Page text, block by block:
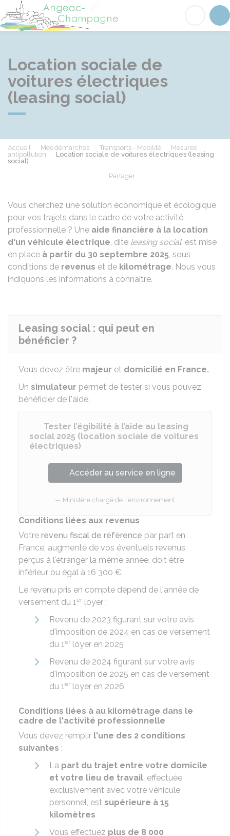
Angeac-Champagne
Location sociale de
voitures électriques
(leasing social)
Accueil Mes démarches Transports - Mobilité
Mesures
antipollution
Location sociale de voitures électriques (leasing
social)
Partager
Vous cherchez une solution économique et écologique
pour vos trajets dans le cadre de votre activité
professionnelle ? Une aide financière à la location
d'un véhicule électrique, dite leasing social, est mise
en place à partir du 30 septembre 2025, sous
conditions de revenus et de kilométrage. Nous vous
indiquons les informations à connaître.
Leasing social : qui peut en
bénéficier ?
Vous devez être majeur et domicilié en France.
Un simulateur permet de tester si vous pouvez
bénéficier de l'aide.
Tester l’égibilité à l’aide au leasing
social 2025 (location sociale de voitures
électriques)
Accéder au service en ligne
Ministère chargé de l'environnement
Conditions liées aux revenus
Votre revenu fiscal de référence par part en
France, augmenté de vos éventuels revenus
perçus à l'étranger la même année, doit être
inférieur ou égal à 16 300 €.
Le revenu pris en compte dépend de l'année de
versement du 1er loyer :
Revenu de 2023 figurant sur votre avis
d'imposition de 2024 en cas de versement
du 1er loyer en 2025
Revenu de 2024 figurant sur votre avis
d'imposition de 2025 en cas de versement
du 1er loyer en 2026.
Conditions liées à au kilométrage dans le
cadre de l'activité professionnelle
Vous devez remplir l'une des 2 conditions
suivantes :
La part du trajet entre votre domicile
et votre lieu de travail, effectuée
exclusivement avec votre véhicule
personnel, est supérieure à 15
kilomètres
Vous effectuez plus de 8 000